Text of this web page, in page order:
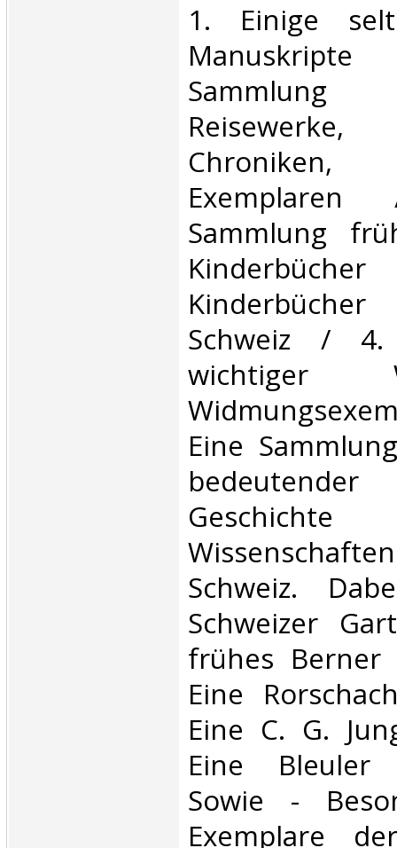
‎1. Einige
Sammlung
Reisewerke,
Sammlung
Schweiz / 4.
wichtiger
Eine
Schweiz.
Schweizer
frühes Berner
Eine
Eine C. G.
Eine Bleuler
Sowie -
Exemplare